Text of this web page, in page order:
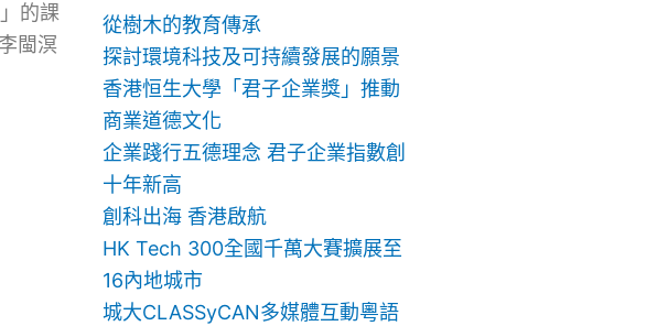
的課
閩溟
從樹木的教育傳承
探討環境科技及可持續發展的願景
香港恒生大學「君子企業獎」推動
商業道德文化
企業踐行五德理念 君子企業指數創
十年新高
創科出海 香港啟航
HK Tech 300全國千萬大賽擴展至
16內地城市
城大CLASSyCAN多媒體互動粵語